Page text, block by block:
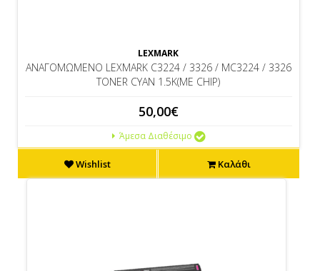
LEXMARK
ΑΝΑΓΟΜΩΜΕΝΟ LEXMARK C3224 / 3326 / MC3224 / 3326
TONER CYAN 1.5K(ΜΕ CHIP)
50,00€
Άμεσα Διαθέσιμο
Wishlist Καλάθι